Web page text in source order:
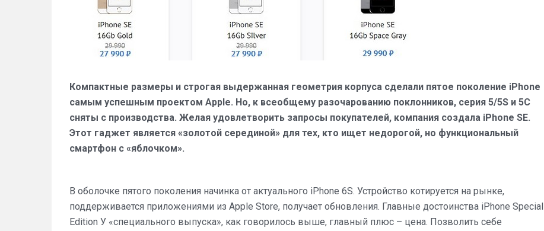
Компактные размеры и строгая выдержанная геометрия корпуса сделали пятое поколение iPhone
самым успешным проектом Apple. Но, к всеобщему разочарованию поклонников, серия 5/5S и 5С
сняты с производства. Желая удовлетворить запросы покупателей, компания создала iPhone SE.
Этот гаджет является «золотой серединой» для тех, кто ищет недорогой, но функциональный
смартфон с «яблочком».
В оболочке пятого поколения начинка от актуального iPhone 6S. Устройство котируется на рынке,
поддерживается приложениями из Apple Store, получает обновления. Главные достоинства iPhone Special
Edition У «специального выпуска», как говорилось выше, главный плюс – цена. Позволить себе